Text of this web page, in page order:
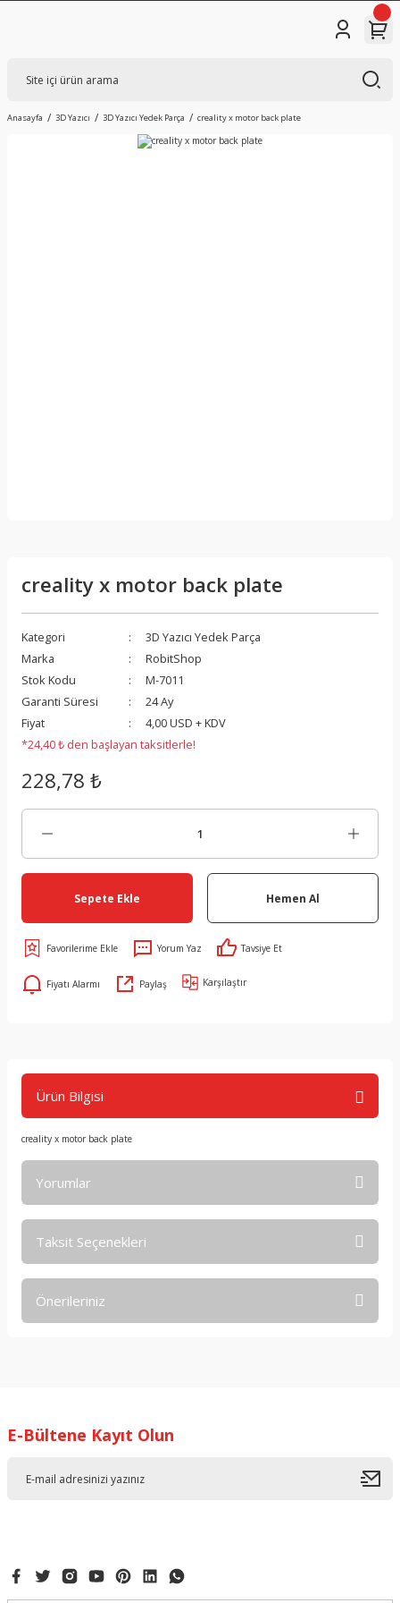
Anasayfa 3D Yazıcı 3D Yazıcı Yedek Parça creality x motor back plate
creality x motor back plate
Kategori
3D Yazıcı Yedek Parça
Marka
RobitShop
Stok Kodu
M-7011
Garanti Süresi
24 Ay
Fiyat
4,00 USD + KDV
*24,40 ₺ den başlayan taksitlerle!
228,78 ₺
Sepete Ekle Hemen Al
Yorum Yaz Tavsiye Et
Fiyatı Alarmı Paylaş Karşılaştır
Ürün Bilgisi
creality x motor back plate
Yorumlar
Taksit Seçenekleri
Önerileriniz
Ürün resmi kalitesiz, bozuk veya görüntülenemiyor.
E-Bültene Kayıt Olun